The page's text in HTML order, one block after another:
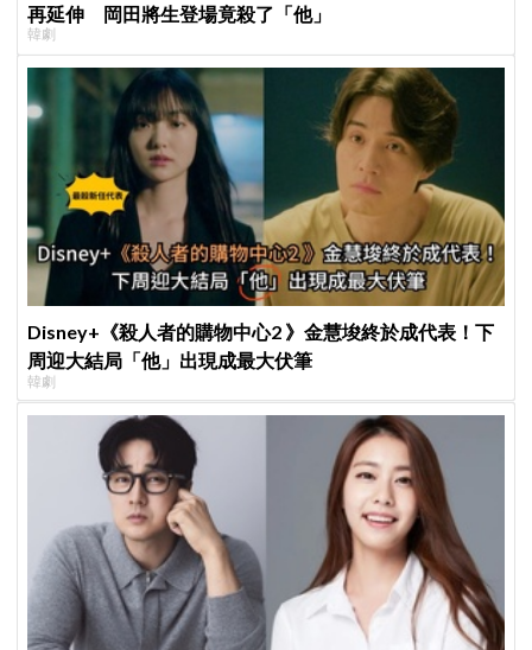
再延伸 岡田將生登場竟殺了「他」
韓劇
Disney+《殺人者的購物中心2 》金慧埈終於成代表！下
周迎大結局「他」出現成最大伏筆
韓劇